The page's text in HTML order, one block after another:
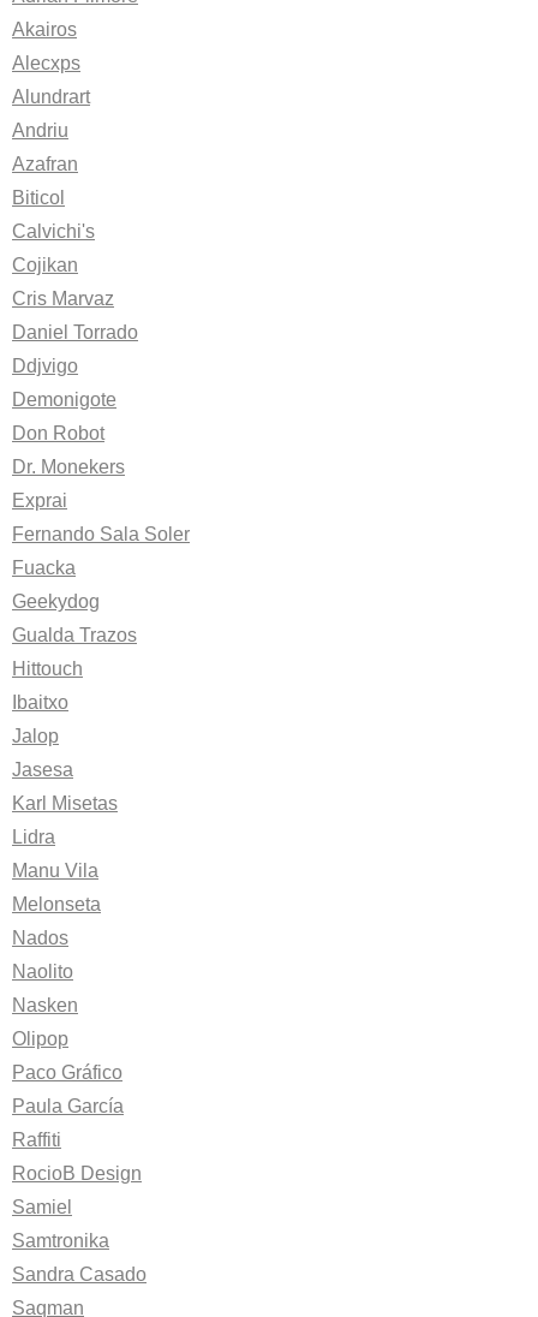
Akairos
Alecxps
Alundrart
Andriu
Azafran
Biticol
Calvichi's
Cojikan
Cris Marvaz
Daniel Torrado
Ddjvigo
Demonigote
Don Robot
Dr. Monekers
Exprai
Fernando Sala Soler
Fuacka
Geekydog
Gualda Trazos
Hittouch
Ibaitxo
Jalop
Jasesa
Karl Misetas
Lidra
Manu Vila
Melonseta
Nados
Naolito
Nasken
Olipop
Paco Gráfico
Paula García
Raffiti
RocioB Design
Samiel
Samtronika
Sandra Casado
Saqman